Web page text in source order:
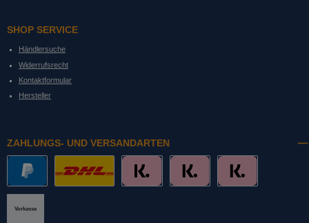
SHOP SERVICE
Händlersuche
Widerrufsrecht
Kontaktformular
Hersteller
ZAHLUNGS- UND VERSANDARTEN
Vorkasse